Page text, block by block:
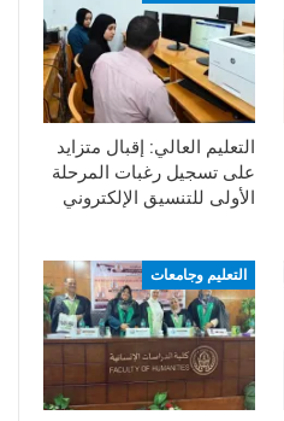
التعليم العالي: إقبال متزايد
على تسجيل رغبات المرحلة
الأولى للتنسيق الإلكتروني
التعليم وجامعات